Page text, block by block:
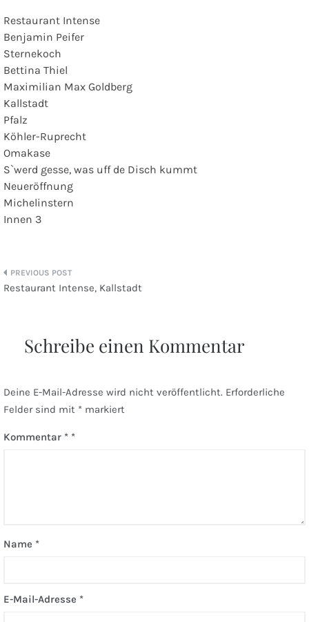
Restaurant Intense
Benjamin Peifer
Sternekoch
Bettina Thiel
Maximilian Max Goldberg
Kallstadt
Pfalz
Köhler-Ruprecht
Omakase
S`werd gesse, was uff de Disch kummt
Neueröffnung
Michelinstern
Innen 3
Beitragsnavigation
Restaurant Intense, Kallstadt
Schreibe einen Kommentar
Deine E-Mail-Adresse wird nicht veröffentlicht. Erforderliche
Felder sind mit * markiert
Kommentar *
Name *
E-Mail-Adresse *